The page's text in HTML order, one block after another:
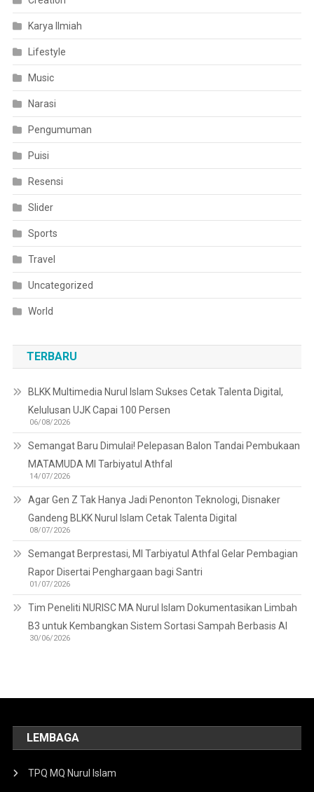
Karya Ilmiah
Lifestyle
Music
Narasi
Pengumuman
Puisi
Resensi
Slider
Sports
Travel
Uncategorized
World
TERBARU
BLKK Multimedia Nurul Islam Sukses Cetak Talenta Digital,
Kelulusan UJK Capai 100 Persen
06/08/2026
Semangat Baru Dimulai! Pelepasan Balon Tandai Pembukaan
MATAMUDA MI Tarbiyatul Athfal
14/07/2026
Agar Gen Z Tak Hanya Jadi Penonton Teknologi, Disnaker
Gandeng BLKK Nurul Islam Cetak Talenta Digital
08/07/2026
Semangat Berprestasi, MI Tarbiyatul Athfal Gelar Pembagian
Rapor Disertai Penghargaan bagi Santri
01/07/2026
Tim Peneliti NURISC MA Nurul Islam Dokumentasikan Limbah
B3 untuk Kembangkan Sistem Sortasi Sampah Berbasis AI
30/06/2026
LEMBAGA
TPQ MQ Nurul Islam